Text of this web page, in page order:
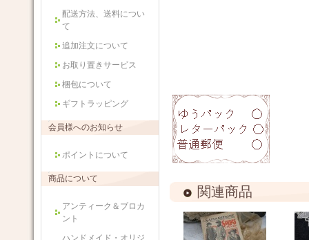
配送方法、送料につい
て
追加注文について
お取り置きサービス
梱包について
ギフトラッピング
会員様へのお知らせ
ポイントについて
商品について
アンティーク＆ブロカ
ント
ハンドメイド・オリジ
関連商品